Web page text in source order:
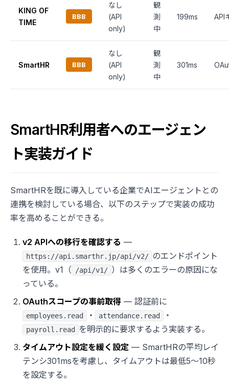
KING OF
TIME
BBB
なし
(API
only)
観
測
中
199ms API
SmartHR BBB
なし
(API
only)
観
測
中
301ms
SmartHR利用者へのエージェン
ト実装ガイド
SmartHRを既に導入している企業でAIエージェントとの
連携を検討している場合、以下のステップで実装の成功
率を高めることができる。
v2 APIへの移行を確認する —
https://api.smarthr.jp/api/v2/ のエンドポイント
を使用。v1（
/api/v1/ ）は多くのエラーの原因にな
っている。
OAuthスコープの事前取得 — 認証前に
employees.read ・ attendance.read ・
payroll.read
を明示的に要求するよう実装する。
タイムアウト設定を緩く設定 — SmartHRの平均レイ
テンシ301msを考慮し、タイムアウトは最低5〜10秒
を設定する。